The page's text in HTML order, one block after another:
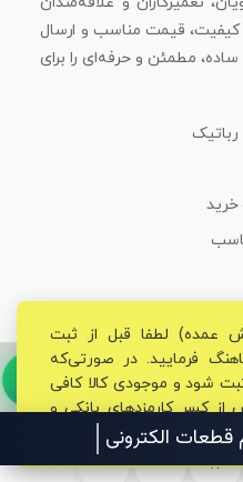
کیفیت، قیمت مناسب و ارسال
مطمئن و حرفه‌ای را برای
الکترونیک محفوظ می‌باشد.
عمده) لطفا قبل از ثبت
فرمایید. در صورتی‌که
شود و موجودی کالا کافی
از کسر کارمزدهای بانکی و
داده خواهد شد.